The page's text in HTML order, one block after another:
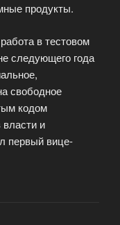
продукты.
в тестовом
следующего года
свободное
кодом
власти и
первый вице-